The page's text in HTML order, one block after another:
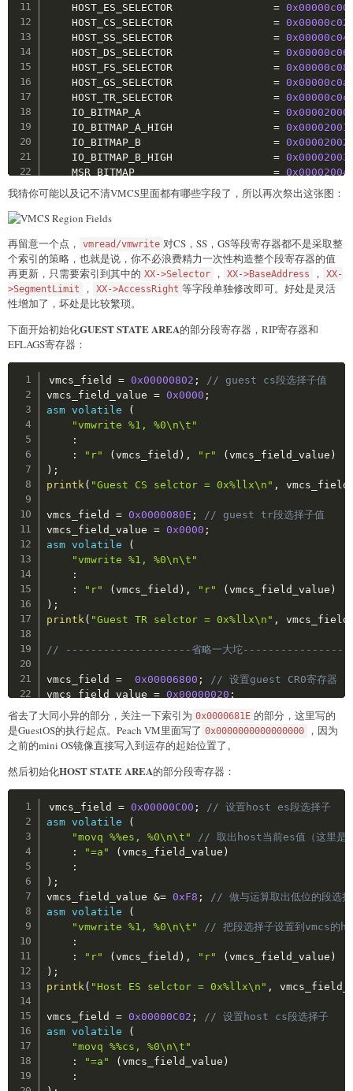
    HOST_ES_SELECTOR
= 0x00000c00
    HOST_CS_SELECTOR
= 0x00000c02
    HOST_SS_SELECTOR
= 0x00000c04
    HOST_DS_SELECTOR
= 0x00000c06
    HOST_FS_SELECTOR
= 0x00000c08
    HOST_GS_SELECTOR
= 0x00000c0a
    HOST_TR_SELECTOR
= 0x00000c0c
    IO_BITMAP_A
= 0x00002000
    IO_BITMAP_A_HIGH
= 0x00002001
    IO_BITMAP_B
= 0x00002002
    IO_BITMAP_B_HIGH
= 0x00002003
    MSR_BITMAP
= 0x00002004
    MSR_BITMAP_HIGH
= 0x00002005
    VM_EXIT_MSR_STORE_ADDR
= 0x00002006
    VM_EXIT_MSR_STORE_ADDR_HIGH
    VM_EXIT_MSR_LOAD_ADDR_HIGH
= 0x00002009
    VM_ENTRY_MSR_LOAD_ADDR
= 0x0000200a
    VM_ENTRY_MSR_LOAD_ADDR_HIGH
= 0x0000200b
    TSC_OFFSET
= 0x00002010
    TSC_OFFSET_HIGH
    VIRTUAL_APIC_PAGE_ADDR_HIGH
= 0x00002013
    APIC_ACCESS_ADDR
    EPT_POINTER
= 0x0000201a
    EPT_POINTER_HIGH
    GUEST_PHYSICAL_ADDRESS
    GUEST_PHYSICAL_ADDRESS_HIGH
    VMCS_LINK_POINTER
    VMCS_LINK_POINTER_HIGH
= 0x00002801
    GUEST_IA32_DEBUGCTL
    GUEST_IA32_DEBUGCTL_HIGH
= 0x00002803
    GUEST_IA32_PAT_HIGH
= 0x00002805,
    GUEST_IA32_EFER
    GUEST_IA32_EFER_HIGH
    GUEST_IA32_PERF_GLOBAL_CTRL
    GUEST_IA32_PERF_GLOBAL_CTRL_HIGH
    GUEST_PDPTR0
= 0x0000280a
    GUEST_PDPTR0_HIGH
    GUEST_PDPTR1
= 0x0000280c
    GUEST_PDPTR2
= 0x0000280e
    GUEST_PDPTR3
= 0x00002810
    GUEST_PDPTR3_HIGH
= 0x00002811
    HOST_IA32_PAT
= 0x00002c00,
    HOST_IA32_PAT_HIGH
= 0x00002c01,
    HOST_IA32_EFER
=
    HOST_IA32_PERF_GLOBAL_CTRL
    PIN_BASED_VM_EXEC_CONTROL
0x00004000
    CPU_BASED_VM_EXEC_CONTROL
0x00004002
    EXCEPTION_BITMAP
= 0x00004004
    PAGE_FAULT_ERROR_CODE_MASK
= 0x00004006
    PAGE_FAULT_ERROR_CODE_MATCH
    CR3_TARGET_COUNT
    VM_EXIT_CONTROLS
= 0x0000400c
    VM_EXIT_MSR_STORE_COUNT
= 0x0000400e
    VM_EXIT_MSR_LOAD_COUNT
= 0x00004010
    VM_ENTRY_CONTROLS
= 0x00004012
    VM_ENTRY_MSR_LOAD_COUNT
0x00004014
    VM_ENTRY_INTR_INFO_FIELD
0x00004016
    VM_ENTRY_EXCEPTION_ERROR_CODE
0x00004018
    VM_ENTRY_INSTRUCTION_LEN
0x0000401a
    TPR_THRESHOLD
0x0000401c
    SECONDARY_VM_EXEC_CONTROL
0x0000401e
    PLE_WINDOW
    VM_INSTRUCTION_ERROR
    VM_EXIT_REASON
我猜你可能以及记不清VMCS里面都有哪些字段了，所以再次祭出这张图：
再留意一个点， vmread/vmwrite 对CS，SS，GS等段寄存器都不是采取整
个索引的策略，也就是说，你不必浪费精力一次性构造整个段寄存器的值
再更新，只需要索引到其中的 XX->Selector ， XX->BaseAddress ，
XX-
>SegmentLimit
， XX->AccessRight 等字段单独修改即可。好处是灵活
性增加了，坏处是比较繁琐。
下面开始初始化GUEST STATE AREA的部分段寄存器，RIP寄存器和
EFLAGS寄存器：
vmcs_field = 0x00000802 ;
// guest cs段选择子值
vmcs_field_value = 0x0000 ;
asm volatile
(
"vmwrite %1, %0\n\t"
:
:
"r" (vmcs_field ) , "r" (vmcs_field_value )
) ;
printk ( "Guest CS selctor = 0x%llx\n" ,
vmcs_field = 0x0000080E ;
// guest tr段选择子值
vmcs_field_value = 0x0000 ;
asm volatile
(
"vmwrite %1, %0\n\t"
:
:
"r" (vmcs_field ) , "r" (vmcs_field_value )
) ;
printk ( "Guest TR selctor = 0x%llx\n" ,
// --------------------省略一大坨
vmcs_field = 0x00006800 ;
// 设置guest CR0寄存器
vmcs_field_value = 0x00000020 ;
asm volatile
(
"vmwrite %1, %0\n\t"
:
: "r" ( vmcs_field ), "r" (vmcs_field_value
);
vmcs_field 0x00006804
// 设置guest CR4寄存器
vmcs_field_value
volatile
(
"vmwrite %1, %0\n\t"
:
);
printk ("Guest CR4 = 0x%llx\n"
vmcs_field
vmcs_field_value = 0x0000000000000000 ;
asm
"vmwrite %1, %0\n\t"
: "r" vmcs_field ) , "r" (vmcs_field_value
) ;
printk( "Guest CS base = 0x%llx\n"
// --------------------省略一大坨
省去了大同小异的部分，关注一下索引为 0x0000681E 的部分，这里写的
是GuestOS的执行起点。Peach VM里面写了 0x0000000000000000
，因为
之前的mini OS镜像直接写入到运存的起始位置了。
然后初始化HOST STATE AREA的部分段寄存器：
vmcs_field = 0x00000C00 ;
// 设置host es段选择子
asm volatile
(
"movq %%es, %0\n\t"
// 取出host当前es值（这里是
:
"=a" (vmcs_field_value )
:
) ;
vmcs_field_value &= 0xF8 ;
// 做与运算取出低位的段选
asm volatile
(
"vmwrite %1, %0\n\t"
// 把段选择子设置到vmcs的
:
:
"r" (vmcs_field ) , "r" (vmcs_field_value )
) ;
printk ( "Host ES selctor = 0x%llx\n" ,
vmcs_field = 0x00000C02 ;
// 设置host cs段选择子
asm volatile
(
"movq %%cs, %0\n\t"
:
"=a" (vmcs_field_value )
:
Copy